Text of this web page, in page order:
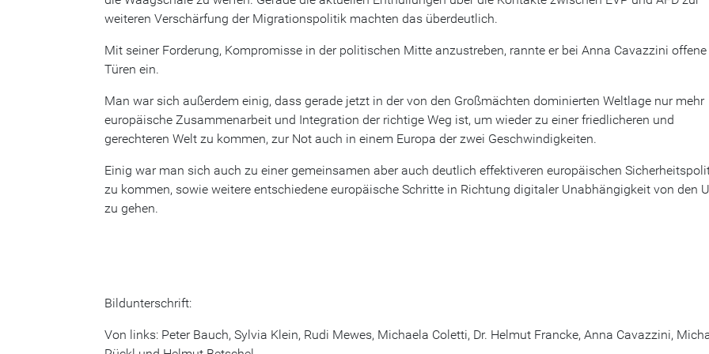
weiteren Verschärfung der Migrationspolitik machten das überdeutlich.
Mit seiner Forderung, Kompromisse in der politischen Mitte anzustreben, rannte er bei Anna Cavazzini offene
Türen ein.
Man war sich außerdem einig, dass gerade jetzt in der von den Großmächten dominierten Weltlage nur mehr
europäische Zusammenarbeit und Integration der richtige Weg ist, um wieder zu einer friedlicheren und
gerechteren Welt zu kommen, zur Not auch in einem Europa der zwei Geschwindigkeiten.
Einig war man sich auch zu einer gemeinsamen aber auch deutlich effektiveren europäischen
zu kommen, sowie weitere entschiedene europäische Schritte in Richtung digitaler Unabhängigkeit von den
zu gehen.
Bildunterschrift:
Von links: Peter Bauch, Sylvia Klein, Rudi Mewes, Michaela Coletti, Dr. Helmut Francke, Anna Cavazzini,